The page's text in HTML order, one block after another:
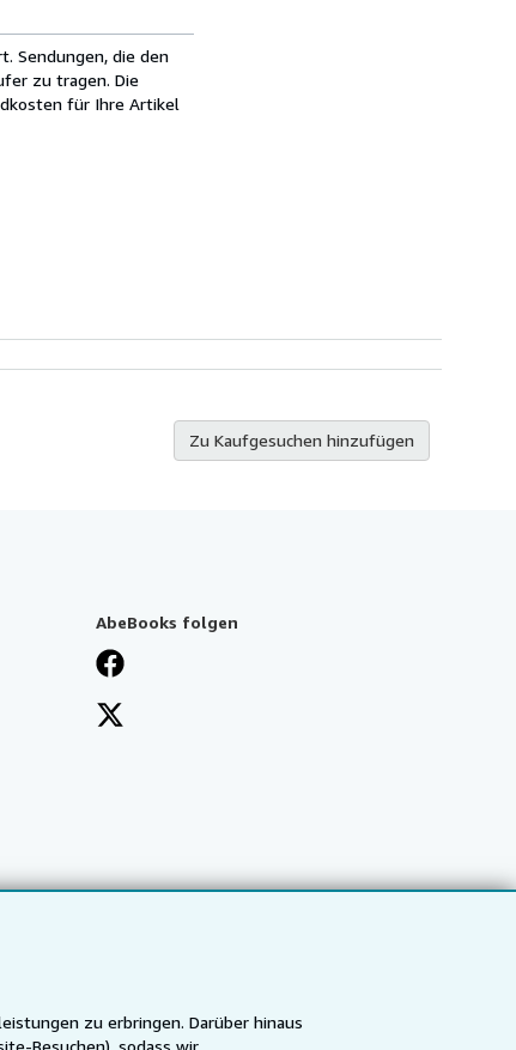
zu erbringen. Darüber hinaus
Besuchen), sodass wir
Sendungen, die den
zu tragen. Die
für Ihre Artikel
Zu Kaufgesuchen hinzufügen
AbeBooks folgen